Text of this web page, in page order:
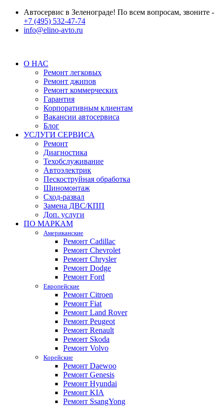
Автосервис в Зеленограде! По всем вопросам, звоните -
+7 (495) 532-47-74
info@elino-avto.ru
О НАС
Ремонт легковых
Ремонт джипов
Ремонт коммерческих
Гарантия
Корпоративным клиентам
Вакансии автосервиса
Блог
УСЛУГИ СЕРВИСА
Ремонт
Диагностика
Техобслуживание
Автоэлектрик
Пескоструйная обработка
Шиномонтаж
Сход-развал
Замена ДВС/КПП
Доп. услуги
ПО МАРКАМ
Американские
Ремонт Cadillac
Ремонт Chevrolet
Ремонт Chrysler
Ремонт Dodge
Ремонт Ford
Европейские
Ремонт Citroen
Ремонт Fiat
Ремонт Land Rover
Ремонт Peugeot
Ремонт Renault
Ремонт Skoda
Ремонт Volvo
Корейские
Ремонт Daewoo
Ремонт Genesis
Ремонт Hyundai
Ремонт KIA
Ремонт SsangYong